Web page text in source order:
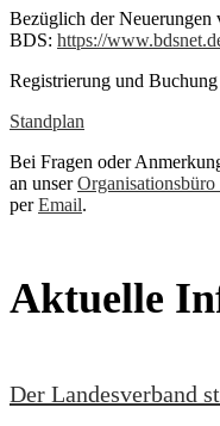
Bezüglich der Neuerungen
BDS: https://
Registrierung und
Standplan
Bei Fragen oder
an unserOrganisationsbüro
perEmail.
Aktuelle
Der Landesverband